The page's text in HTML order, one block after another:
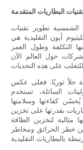
البطاريات المتقدمة
تطوير تقنيات
أيون التقليدية هي
التكلفة وطول العمر
حول العالم الآن
حلاً ثوريًا. فعلى عكس
السائلة، تستخدم
يُحسّن كفاءتها وسلامتها
بقدرتها على تخزين
مثالية لتخزين الطاقة
خطر الحرائق ومخاطر